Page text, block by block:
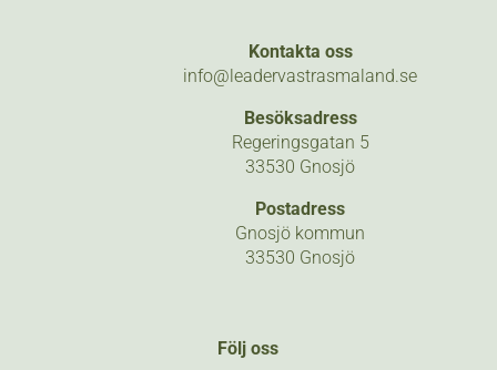
Kontakta oss
info@leadervastrasmaland.se
Besöksadress
Regeringsgatan 5
33530 Gnosjö
Postadress
Gnosjö kommun
33530 Gnosjö
Följ oss